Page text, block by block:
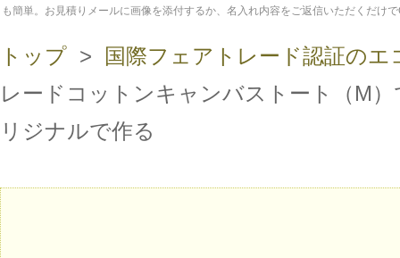
も簡単。お見積りメールに画像を添付するか、名入れ内容をご返信いただくだけ
トップ >
国際フェアトレード認証のエ
レードコットンキャンバストート（M
リジナルで作る